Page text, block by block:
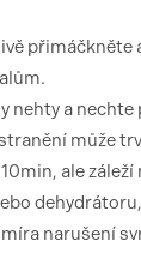
přimáčkněte
nehty a
může
ale
narušení